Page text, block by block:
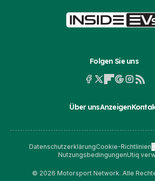
Folgen Sie uns
Über unsAnzeigen
DatenschutzerklärungCookie-Richtlinien
NutzungsbedingungenUtiq
© 2026 Motorsport Network. Alle